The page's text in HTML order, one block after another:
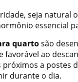
seja
essencial
quartosão
favorável ao
próximos a
durante o dia.